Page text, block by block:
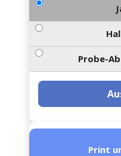
Probe-
Print